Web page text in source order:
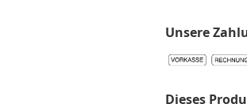
Unsere
Dieses